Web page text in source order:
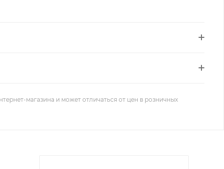
магазина и может отличаться от цен в розничных